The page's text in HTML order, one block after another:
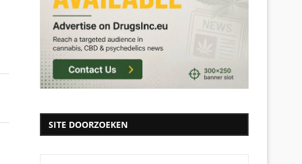
SITE DOORZOEKEN